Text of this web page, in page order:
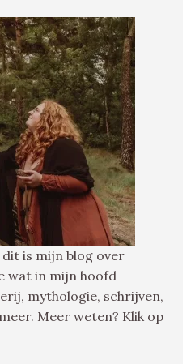
dit is mijn blog over
wat in mijn hoofd
mythologie, schrijven,
Meer weten? Klik op